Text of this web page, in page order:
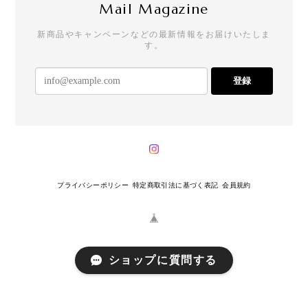
Mail Magazine
新商品やキャンペーンなどの最新情報をお届けいたしま
す。
登録
プライバシーポリシー 特定商取引法に基づく表記 会員規約
ショップに質問する